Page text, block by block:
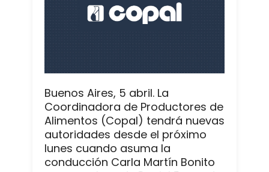
Buenos Aires, 5 abril. La
Coordinadora de Productores de
Alimentos (Copal) tendrá nuevas
autoridades desde el próximo
lunes cuando asuma la
conducción Carla Martín Bonito